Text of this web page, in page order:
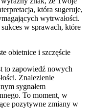
która sugeruje,
wytrwałości.
w sprawach, które
obietnice i szczęście
to zapowiedź nowych
Znalezienie
sygnałem
To moment, w
pozytywne zmiany w